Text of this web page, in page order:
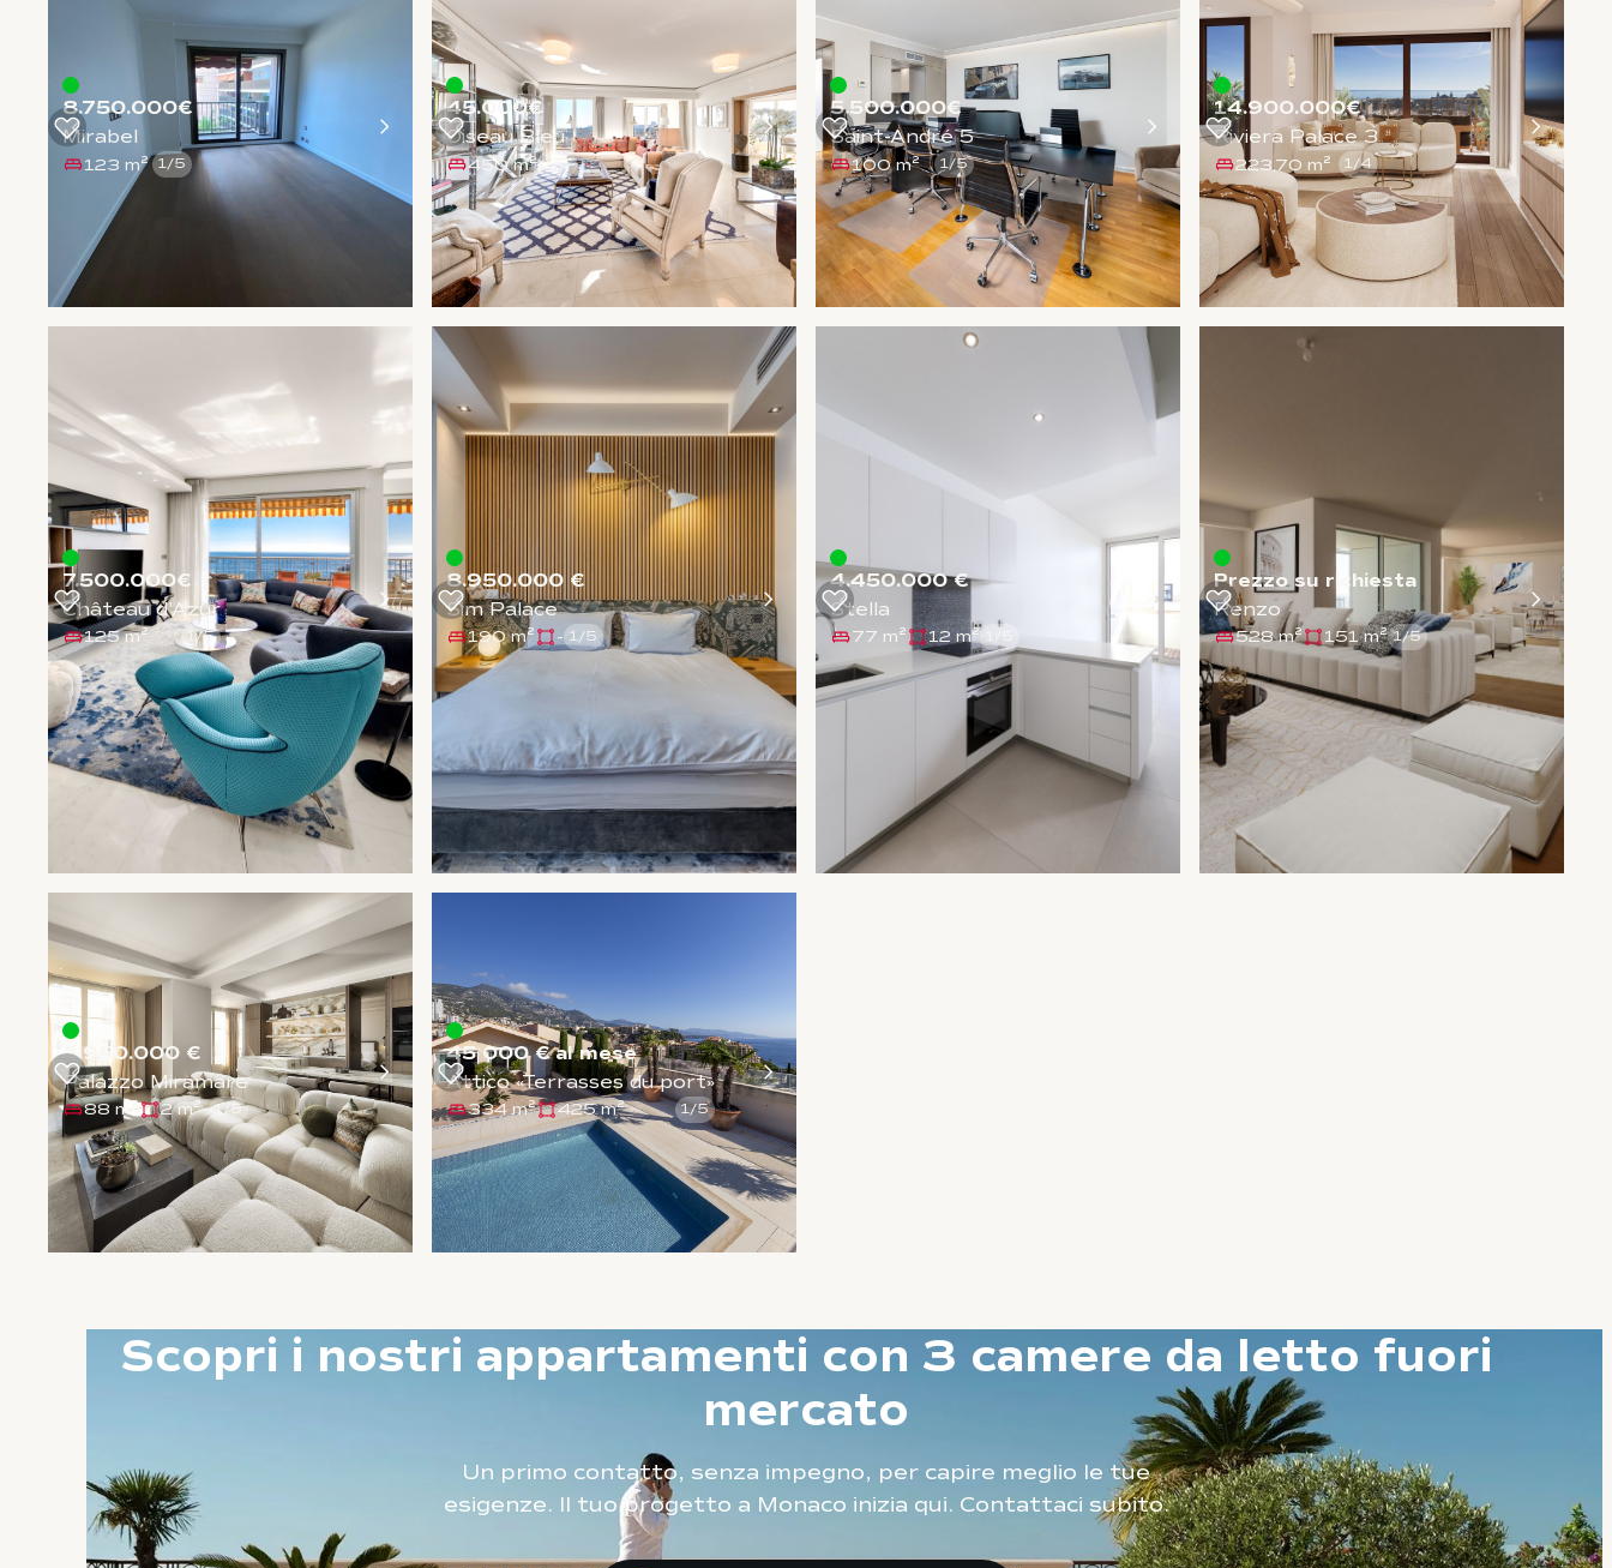
8.750.000€
Mirabel
123 m² 1/5
45.000€
Oiseau Bleu
450 m² 1/5
5.500.000€
Saint-André 5
100 m² 1/5
14.900.000€
Riviera Palace 3
223,70 m² 1/4
7.500.000€
Château d'Azur
125 m² 1/5
8.950.000 €
Sim Palace
190 m² - 1/5
4.450.000 €
Stella
77 m² 12 m²
Prezzo su richiesta
Renzo
528 m² 151 m² 1/5
4.950.000 €
Palazzo Miramare
88 m² 2 m² 1/ 5
45 000 € al mese
Attico «Terrasses du port»
334 m² 425 m² 1/5
Scopri i nostri appartamenti con 3 camere da letto fuori
mercato
Un primo contatto, senza impegno, per capire meglio le tue
esigenze. Il tuo progetto a Monaco inizia qui. Contattaci subito.